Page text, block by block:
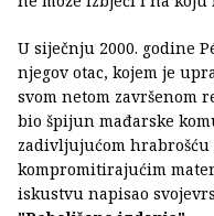
U siječnju 2000. godine
njegov otac, kojem je
svom netom završenom
bio špijun mađarske
zadivljujućom hrabrošću
kompromitirajućim
iskustvu napisao